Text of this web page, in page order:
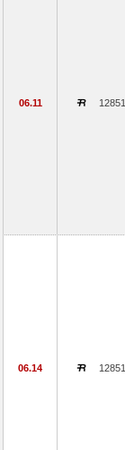
06.11 12851
06.14 12851